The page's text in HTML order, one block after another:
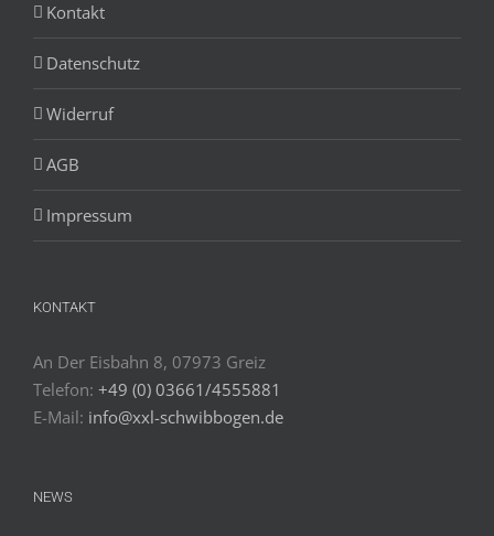
Kontakt
Datenschutz
Widerruf
AGB
Impressum
KONTAKT
An Der Eisbahn 8, 07973 Greiz
Telefon: +49 (0) 03661/4555881
E-Mail: info@xxl-schwibbogen.de
NEWS